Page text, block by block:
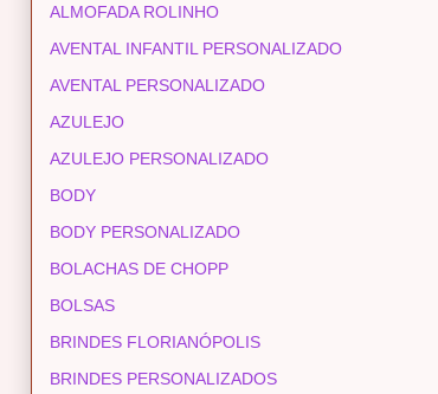
ALMOFADA ROLINHO
AVENTAL INFANTIL PERSONALIZADO
AVENTAL PERSONALIZADO
AZULEJO
AZULEJO PERSONALIZADO
BODY
BODY PERSONALIZADO
BOLACHAS DE CHOPP
BOLSAS
BRINDES FLORIANÓPOLIS
BRINDES PERSONALIZADOS